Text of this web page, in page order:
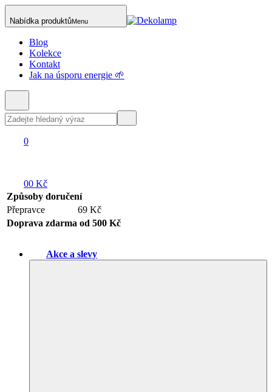
Nabídka produktůMenu
Blog
Kolekce
Kontakt
Jak na úsporu energie 🌱
0
00 Kč
Způsoby doručení
Přepravce
69 Kč
Doprava zdarma od 500 Kč
Akce a slevy